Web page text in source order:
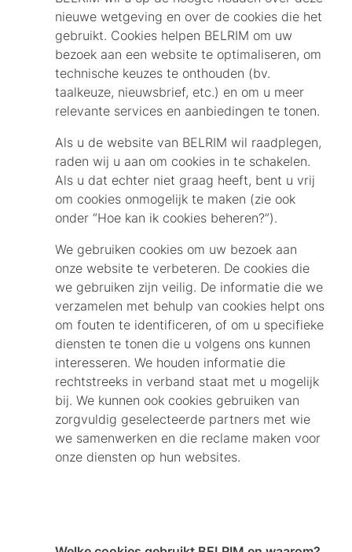
nieuwe wetgeving en over de cookies die het
gebruikt. Cookies helpen BELRIM om uw
bezoek aan een website te optimaliseren, om
technische keuzes te onthouden (bv.
taalkeuze, nieuwsbrief, etc.) en om u meer
relevante services en aanbiedingen te tonen.
Als u de website van BELRIM wil raadplegen,
raden wij u aan om cookies in te schakelen.
Als u dat echter niet graag heeft, bent u vrij
om cookies onmogelijk te maken (zie ook
onder “Hoe kan ik cookies beheren?”).
We gebruiken cookies om uw bezoek aan
onze website te verbeteren. De cookies die
we gebruiken zijn veilig. De informatie die we
verzamelen met behulp van cookies helpt ons
om fouten te identificeren, of om u specifieke
diensten te tonen die u volgens ons kunnen
interesseren. We houden informatie die
rechtstreeks in verband staat met u mogelijk
bij. We kunnen ook cookies gebruiken van
zorgvuldig geselecteerde partners met wie
we samenwerken en die reclame maken voor
onze diensten op hun websites.